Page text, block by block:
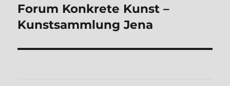
Nächster
Beitrag:
Forum Konkrete Kunst –
Kunstsammlung Jena